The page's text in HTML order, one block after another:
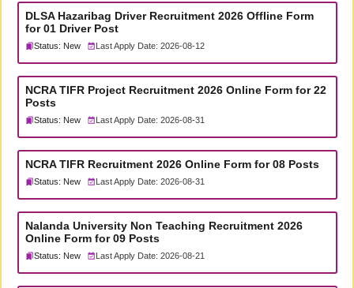
DLSA Hazaribag Driver Recruitment 2026 Offline Form
for 01 Driver Post
Status: New Last Apply Date: 2026-08-12
NCRA TIFR Project Recruitment 2026 Online Form for 22
Posts
Status: New Last Apply Date: 2026-08-31
NCRA TIFR Recruitment 2026 Online Form for 08 Posts
Status: New Last Apply Date: 2026-08-31
Nalanda University Non Teaching Recruitment 2026
Online Form for 09 Posts
Status: New Last Apply Date: 2026-08-21